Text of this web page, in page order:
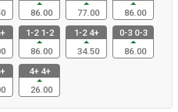
86.00
77.00
86.00
1-2 1-2
86.00
1-2 4+
34.50
0-3 0-3
86.00
4+ 4+
26.00